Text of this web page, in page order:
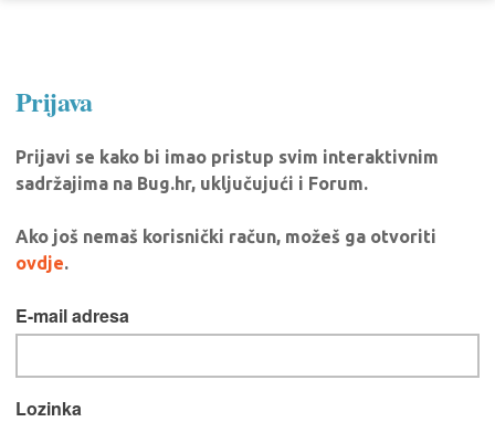
Prijava
Prijavi se kako bi imao pristup svim interaktivnim
sadržajima na Bug.hr, uključujući i Forum.
Ako još nemaš korisnički račun, možeš ga otvoriti
ovdje.
E-mail adresa
Lozinka